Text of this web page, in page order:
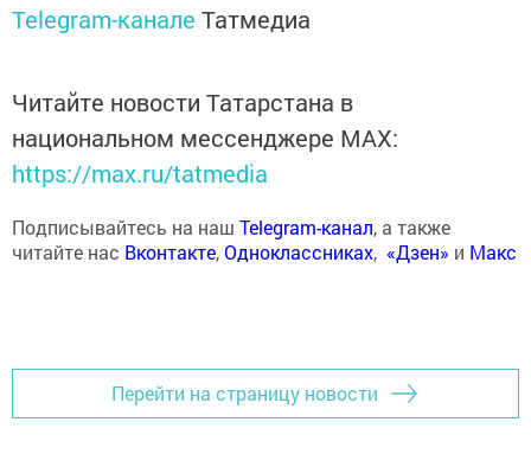
Telegram-канале Татмедиа
Читайте новости Татарстана в
национальном мессенджере MАХ:
https://max.ru/tatmedia
Подписывайтесь на наш Telegram-канал, а также
читайте нас Вконтакте,Одноклассниках, «Дзен» и Макс
Перейти на страницу новости